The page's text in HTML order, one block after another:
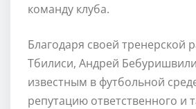
команду клуба.
Благодаря своей тренерской
Тбилиси, Андрей
известным в футбольной
репутацию ответственного и